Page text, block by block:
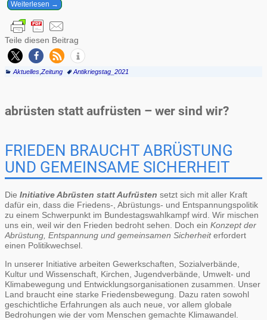
Weiterlesen →
Teile diesen Beitrag
Aktuelles, Zeitung Antikriegstag_2021
abrüsten statt aufrüsten – wer sind wir?
FRIEDEN BRAUCHT ABRÜSTUNG
UND GEMEINSAME SICHERHEIT
Die Initiative Abrüsten statt Aufrüsten setzt sich mit aller Kraft
dafür ein, dass die Friedens-, Abrüstungs- und Entspannungspolitik
zu einem Schwerpunkt im Bundestagswahlkampf wird. Wir mischen
uns ein, weil wir den Frieden bedroht sehen. Doch ein Konzept der
Abrüstung, Entspannung und gemeinsamen Sicherheiterfordert
einen Politikwechsel.
In unserer Initiative arbeiten Gewerkschaften, Sozialverbände,
Kultur und Wissenschaft, Kirchen, Jugendverbände, Umwelt- und
Klimabewegung und Entwicklungsorganisationen zusammen. Unser
Land braucht eine starke Friedensbewegung. Dazu raten sowohl
geschichtliche Erfahrungen als auch neue, vor allem globale
Bedrohungen wie der vom Menschen gemachte Klimawandel.